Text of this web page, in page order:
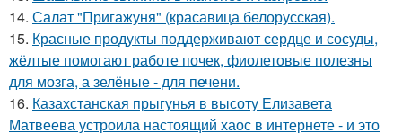
14. Салат "Пригажуня" (красавица белорусская).
15. Красные продукты поддерживают сердце и сосуды,
жёлтые помогают работе почек, фиолетовые полезны
для мозга, а зелёные - для печени.
16. Казахстанская прыгунья в высоту Елизавета
Матвеева устроила настоящий хаос в интернете - и это